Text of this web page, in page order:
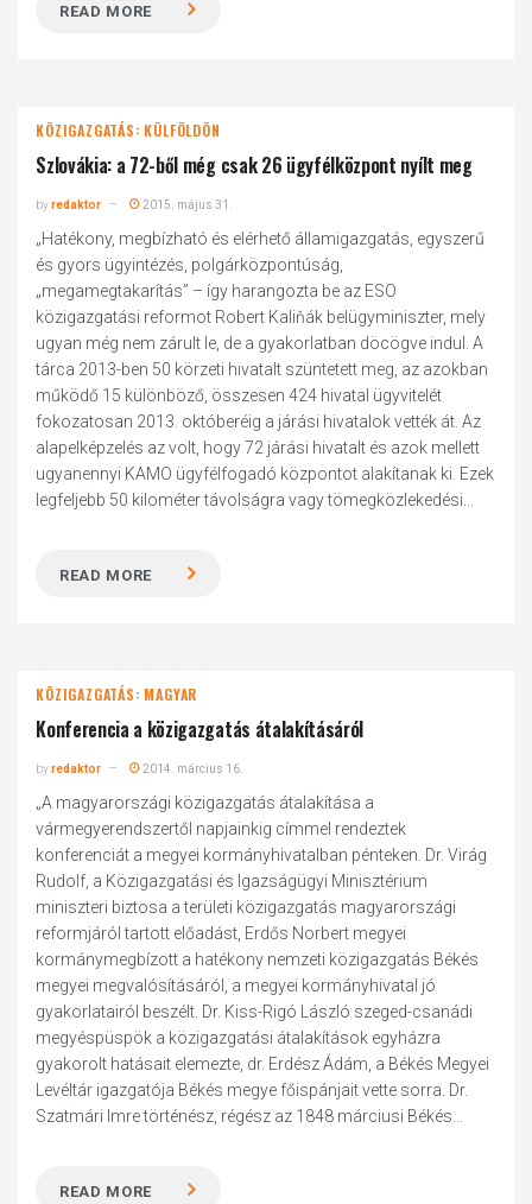
READ MORE
KÖZIGAZGATÁS: KÜLFÖLDÖN
Szlovákia: a 72-ből még csak 26 ügyfélközpont nyílt meg
byredaktor 2015. május 31.
„Hatékony, megbízható és elérhető államigazgatás, egyszerű
és gyors ügyintézés, polgárközpontúság,
„megamegtakarítás” – így harangozta be az ESO
közigazgatási reformot Robert Kaliňák belügyminiszter, mely
ugyan még nem zárult le, de a gyakorlatban döcögve indul. A
tárca 2013-ben 50 körzeti hivatalt szüntetett meg, az azokban
működő 15 különböző, összesen 424 hivatal ügyvitelét
fokozatosan 2013. októberéig a járási hivatalok vették át. Az
alapelképzelés az volt, hogy 72 járási hivatalt és azok mellett
ugyanennyi KAMO ügyfélfogadó központot alakítanak ki. Ezek
legfeljebb 50 kilométer távolságra vagy tömegközlekedési...
READ MORE
KÖZIGAZGATÁS: MAGYAR
Konferencia a közigazgatás átalakításáról
byredaktor 2014. március 16.
„A magyarországi közigazgatás átalakítása a
vármegyerendszertől napjainkig címmel rendeztek
konferenciát a megyei kormányhivatalban pénteken. Dr. Virág
Rudolf, a Közigazgatási és Igazságügyi Minisztérium
miniszteri biztosa a területi közigazgatás magyarországi
reformjáról tartott előadást, Erdős Norbert megyei
kormánymegbízott a hatékony nemzeti közigazgatás Békés
megyei megvalósításáról, a megyei kormányhivatal jó
gyakorlatairól beszélt. Dr. Kiss-Rigó László szeged-csanádi
megyéspüspök a közigazgatási átalakítások egyházra
gyakorolt hatásait elemezte, dr. Erdész Ádám, a Békés Megyei
Levéltár igazgatója Békés megye főispánjait vette sorra. Dr.
Szatmári Imre történész, régész az 1848 márciusi Békés...
READ MORE